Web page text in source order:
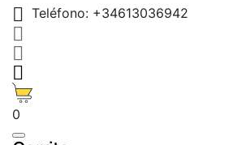
 Teléfono: +34613036942



0